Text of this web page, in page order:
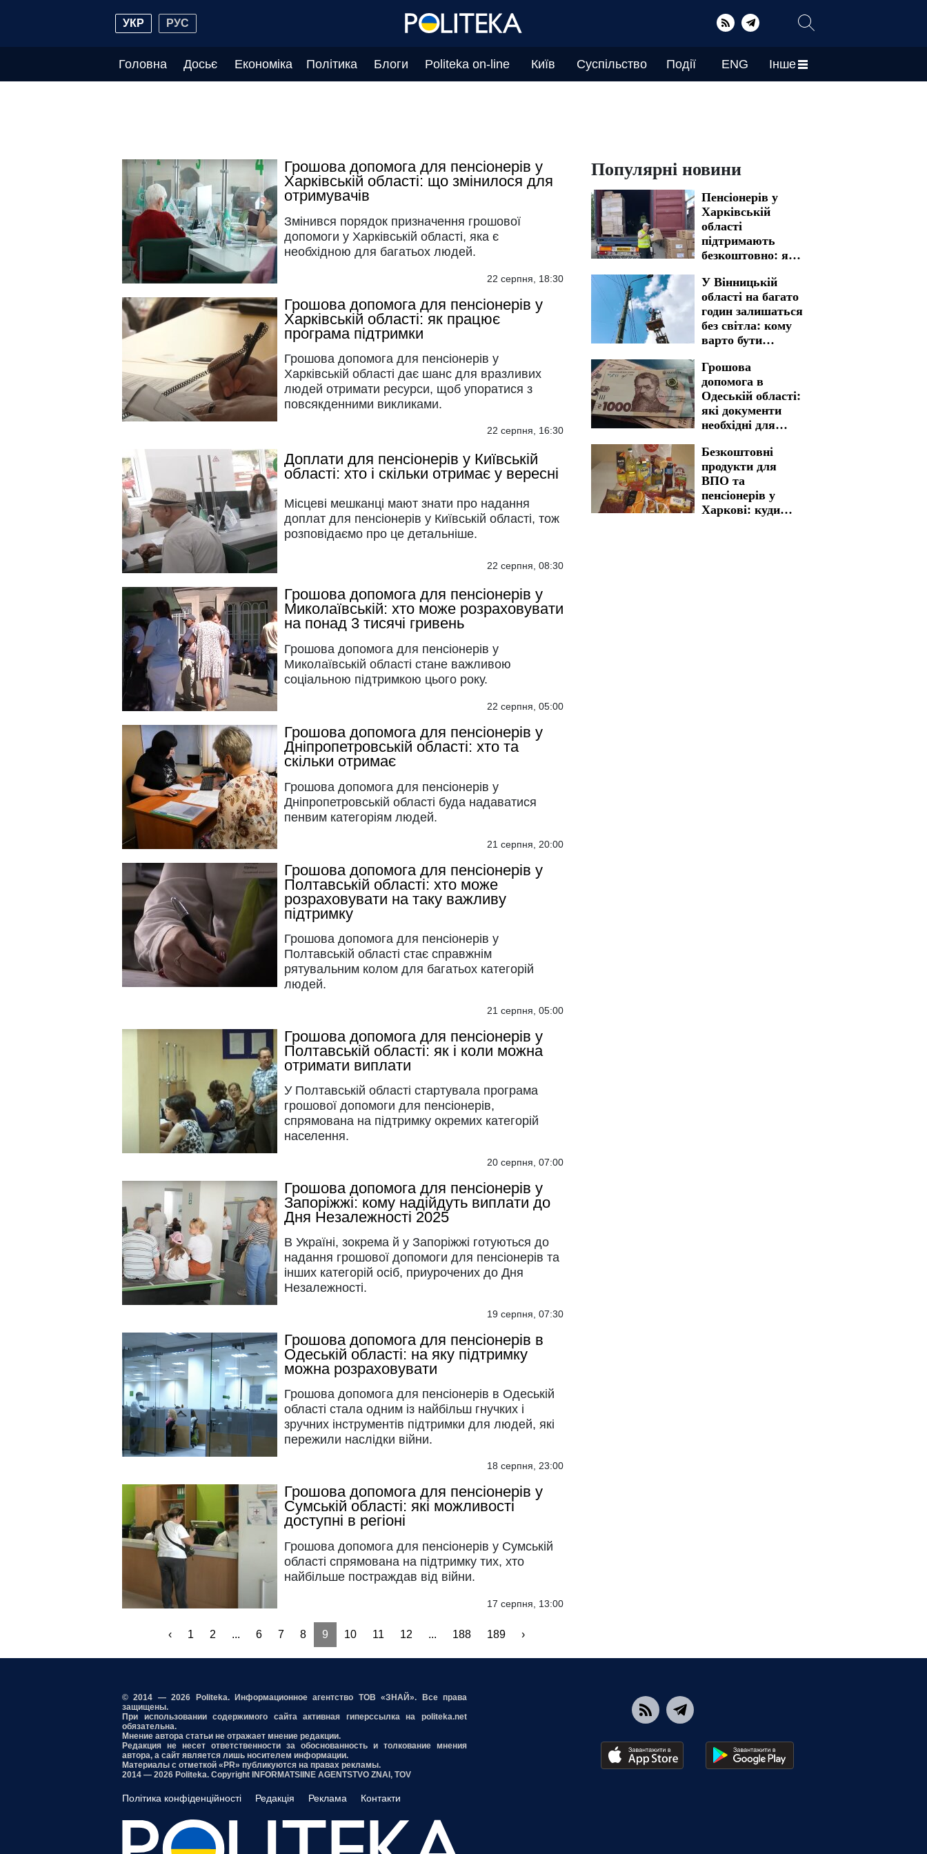
УКР РУС
Головна Досьє Економіка Політика Блоги Politeka on-line Київ Суспільство Події ENG Інше
Грошова допомога для пенсіонерів у
Харківській області: що змінилося для
отримувачів
Змінився порядок призначення грошової
допомоги у Харківській області, яка є
необхідною для багатьох людей.
22 серпня, 18:30
Грошова допомога для пенсіонерів у
Харківській області: як працює
програма підтримки
Грошова допомога для пенсіонерів у
Харківській області дає шанс для вразливих
людей отримати ресурси, щоб упоратися з
повсякденними викликами.
22 серпня, 16:30
Доплати для пенсіонерів у Київській
області: хто і скільки отримає у вересні
Місцеві мешканці мают знати про надання
доплат для пенсіонерів у Київській області, тож
розповідаємо про це детальніше.
22 серпня, 08:30
Грошова допомога для пенсіонерів у
Миколаївській: хто може розраховувати
на понад 3 тисячі гривень
Грошова допомога для пенсіонерів у
Миколаївській області стане важливою
соціальною підтримкою цього року.
22 серпня, 05:00
Грошова допомога для пенсіонерів у
Дніпропетровській області: хто та
скільки отримає
Грошова допомога для пенсіонерів у
Дніпропетровській області буда надаватися
пенвим категоріям людей.
21 серпня, 20:00
Грошова допомога для пенсіонерів у
Полтавській області: хто може
розраховувати на таку важливу
підтримку
Грошова допомога для пенсіонерів у
Полтавській області стає справжнім
рятувальним колом для багатьох категорій
людей.
21 серпня, 05:00
Грошова допомога для пенсіонерів у
Полтавській області: як і коли можна
отримати виплати
У Полтавській області стартувала програма
грошової допомоги для пенсіонерів,
спрямована на підтримку окремих категорій
населення.
20 серпня, 07:00
Грошова допомога для пенсіонерів у
Запоріжжі: кому надійдуть виплати до
Дня Незалежності 2025
В Україні, зокрема й у Запоріжжі готуються до
надання грошової допомоги для пенсіонерів та
інших категорій осіб, приурочених до Дня
Незалежності.
19 серпня, 07:30
Грошова допомога для пенсіонерів в
Одеській області: на яку підтримку
можна розраховувати
Грошова допомога для пенсіонерів в Одеській
області стала одним із найбільш гнучких і
зручних інструментів підтримки для людей, які
пережили наслідки війни.
18 серпня, 23:00
Грошова допомога для пенсіонерів у
Сумській області: які можливості
доступні в регіоні
Грошова допомога для пенсіонерів у Сумській
області спрямована на підтримку тих, хто
найбільше постраждав від війни.
17 серпня, 13:00
‹ 1 2 ... 6 7 8 9 10 11 12 ... 188 189 ›
Популярні новини
Пенсіонерів у
Харківській
області
підтримають
безкоштовно: яку
допомогу можна
отримати
У Вінницькій
області на багато
годин залишаться
без світла: кому
варто бути
графіків
відключення на 7
серпня
Грошова
допомога в
Одеській області:
які документи
необхідні для
отримання
Безкоштовні
продукти для
ВПО та
пенсіонерів у
Харкові: куди
© 2014 — 2026 Politeka. Информационное агентство ТОВ «ЗНАЙ». Все права
защищены.
При использовании содержимого сайта активная гиперссылка на politeka.net
обязательна.
Мнение автора статьи не отражает мнение редакции.
Редакция не несет ответственности за обоснованность и толкование мнения
автора, а сайт является лишь носителем информации.
Материалы с отметкой «PR» публикуются на правах рекламы.
2014 — 2026 Politeka. Copyright INFORMATSIINE AGENTSTVO ZNAI, TOV
Політика конфіденційності Редакція Реклама Контакти